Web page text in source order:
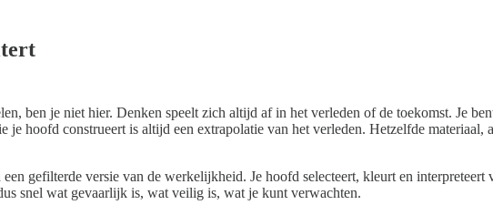
ben je niet hier. Denken speelt zich altijd af in het verleden of de toekomst. Je
je hoofd construeert is altijd een extrapolatie van het verleden. Hetzelfde
gefilterde versie van de werkelijkheid. Je hoofd selecteert, kleurt en
snel wat gevaarlijk is, wat veilig is, wat je kunt verwachten.